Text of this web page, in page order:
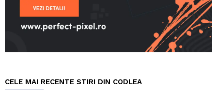
CELE MAI RECENTE STIRI DIN CODLEA